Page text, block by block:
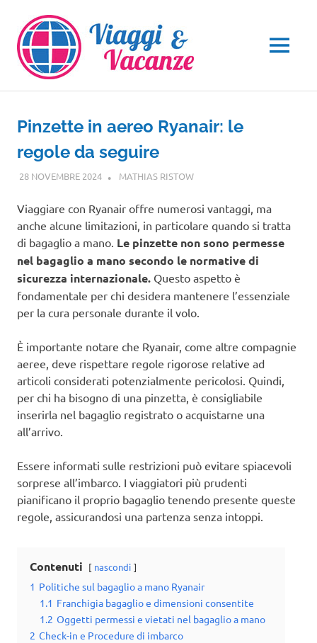
contenuto
MENU
Pinzette in aereo Ryanair: le
regole da seguire
28 NOVEMBRE 2024 MATHIAS RISTOWGUIDE
Viaggiare con Ryanair offre numerosi vantaggi, ma
anche alcune limitazioni, in particolare quando si tratta
di bagaglio a mano. Le pinzette non sono permesse
nel bagaglio a mano secondo le normative di
sicurezza internazionale. Questo aspetto è
fondamentale per chi desidera mantenere l’essenziale
per la cura personale durante il volo.
È importante notare che Ryanair, come altre compagnie
aeree, deve rispettare regole rigorose relative ad
articoli considerati potenzialmente pericolosi. Quindi,
per chi ha bisogno di una pinzetta, è consigliabile
inserirla nel bagaglio registrato o acquistarne una
all’arrivo.
Essere informati sulle restrizioni può evitare spiacevoli
sorprese all’imbarco. I viaggiatori più prudenti
pianificano il proprio bagaglio tenendo presente queste
regole, assicurandosi una partenza senza intoppi.
Contenuti nascondi
1 Politiche sul bagaglio a mano Ryanair
1.1 Franchigia bagaglio e dimensioni consentite
1.2 Oggetti permessi e vietati nel bagaglio a mano
2 Check-in e Procedure di imbarco